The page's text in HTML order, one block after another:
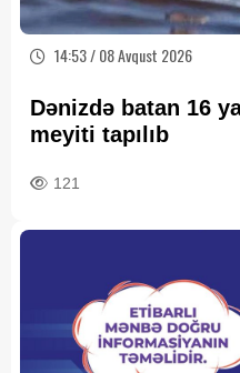
14:53 / 08 Avqust 2026
Dənizdə batan 16
meyiti tapılıb
121